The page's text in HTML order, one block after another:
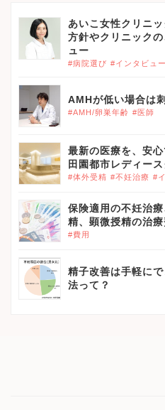
あいこ女性クリニ
方針やクリニック
ュー
#病院選び #インタビュー
AMHが低い場合は
#AMH/卵巣年齢 #医師
最新の医療を、安
田園都市レディー
#体外受精 #不妊治療 #
保険適用の不妊治
精、顕微授精の治
#費用
精子改善は手軽に
法って？